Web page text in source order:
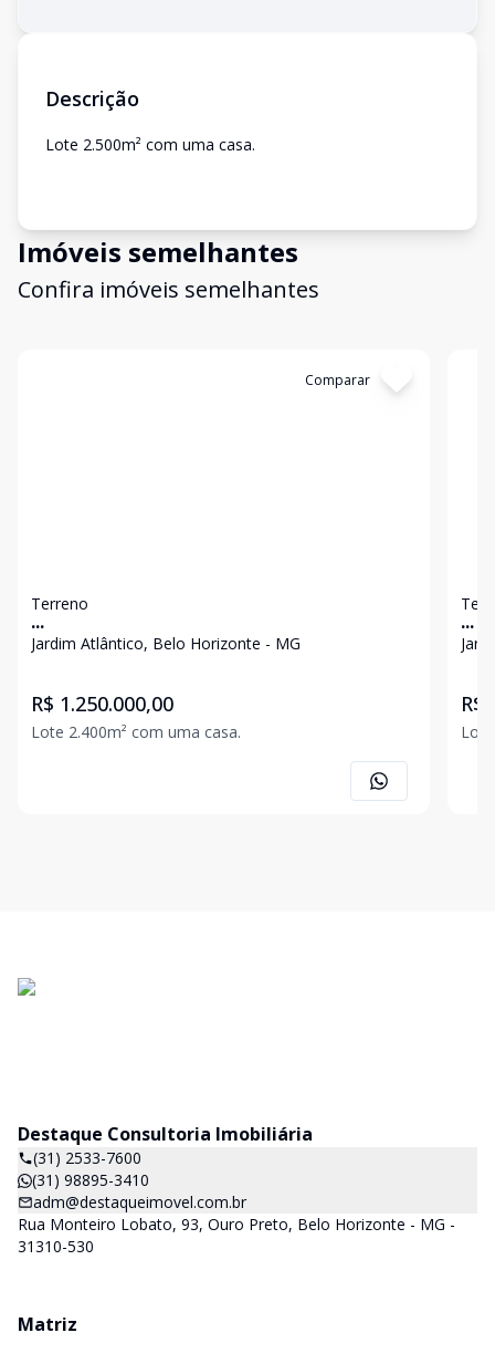
Descrição
Lote 2.500m² com uma casa.
Imóveis semelhantes
Confira imóveis semelhantes
Comparar
Terreno
...
Jardim Atlântico, Belo Horizonte - MG
R$ 1.250.000,00
Lote 2.400m² com uma casa.
...
R$
Destaque Consultoria Imobiliária
(31) 2533-7600
(31) 98895-3410
adm@destaqueimovel.com.br
Rua Monteiro Lobato, 93, Ouro Preto, Belo Horizonte - MG -
31310-530
Matriz